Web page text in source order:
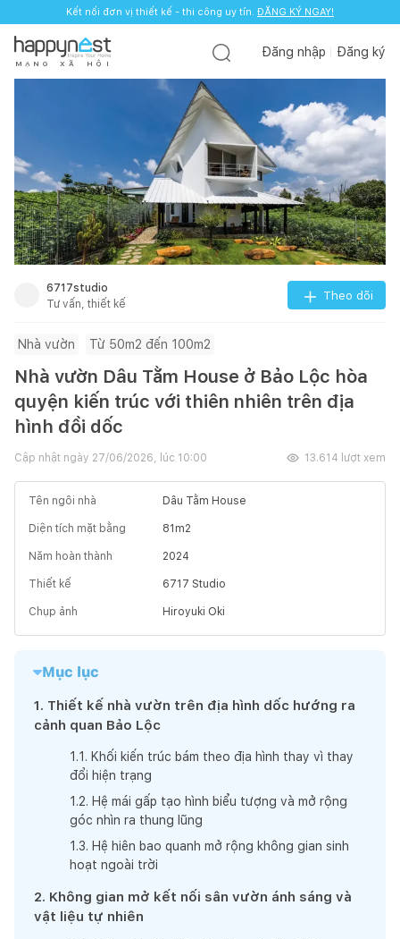
Kết nối đơn vị thiết kế - thi công uy tín. ĐĂNG KÝ NGAY!
M Ạ N G X Ã H Ộ I
Đăng nhập Đăng ký
6717studio
Tư vấn, thiết kế
Theo dõi
Nhà vườn Từ 50m2 đến 100m2
Nhà vườn Dâu Tằm House ở Bảo Lộc hòa
quyện kiến trúc với thiên nhiên trên địa
hình đồi dốc
Cập nhật ngày 27/06/2026, lúc 10:00 13.614 lượt xem
Tên ngôi nhà Dâu Tằm House
Diện tích mặt bằng 81 m2
Năm hoàn thành 2024
Thiết kế 6717 Studio
Chụp ảnh Hiroyuki Oki
Mục lục
1. Thiết kế nhà vườn trên địa hình dốc hướng ra
cảnh quan Bảo Lộc
1 .1 . Khối kiến trúc bám theo địa hình thay vì thay
đổi hiện trạng
1 .2. Hệ mái gấp tạo hình biểu tượng và mở rộng
góc nhìn ra thung lũng
1 .3. Hệ hiên bao quanh mở rộng không gian sinh
hoạt ngoài trời
2. Không gian mở kết nối sân vườn ánh sáng và
vật liệu tự nhiên